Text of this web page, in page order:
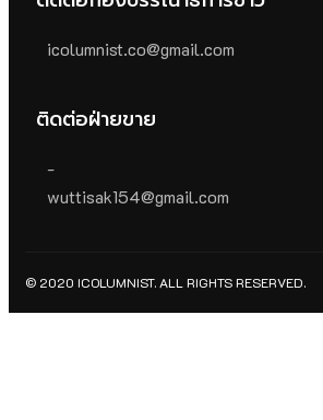
icolumnist.co@gmail.com
ติดต่อฝ่ายขาย
-
wuttisak154@gmail.com
© 2020 ICOLUMNIST. ALL RIGHTS RESERVED.